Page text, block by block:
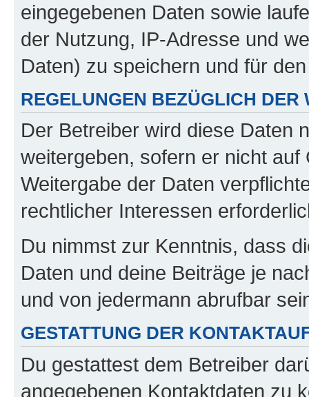
eingegebenen Daten sowie
der Nutzung, IP-Adresse und
Daten) zu speichern und für
REGELUNGEN BEZÜGLICH DER
Der Betreiber wird diese Daten
weitergeben, sofern er nicht
Weitergabe der Daten
rechtlicher Interessen
Du nimmst zur Kenntnis, dass
Daten und deine Beiträge je
und von jedermann abrufbar
GESTATTUNG DER
Du gestattest dem Betreiber
angegebenen Kontaktdaten zu